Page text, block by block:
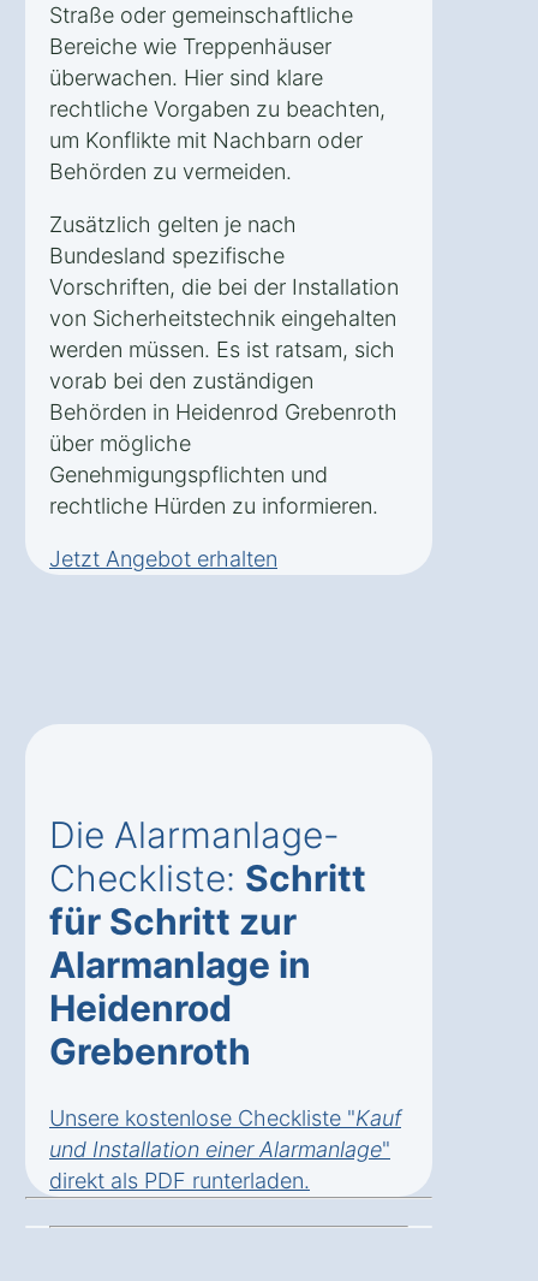
Straße oder gemeinschaftliche
Bereiche wie Treppenhäuser
überwachen. Hier sind klare
rechtliche Vorgaben zu beachten,
um Konflikte mit Nachbarn oder
Behörden zu vermeiden.
Zusätzlich gelten je nach
Bundesland spezifische
Vorschriften, die bei der Installation
von Sicherheitstechnik eingehalten
werden müssen. Es ist ratsam, sich
vorab bei den zuständigen
Behörden in Heidenrod Grebenroth
über mögliche
Genehmigungspflichten und
rechtliche Hürden zu informieren.
Jetzt Angebot erhalten
Die Alarmanlage-
Checkliste: Schritt
für Schritt zur
Alarmanlage in
Heidenrod
Grebenroth
Unsere kostenlose Checkliste "Kauf
und Installation einer Alarmanlage"
direkt als PDF runterladen.